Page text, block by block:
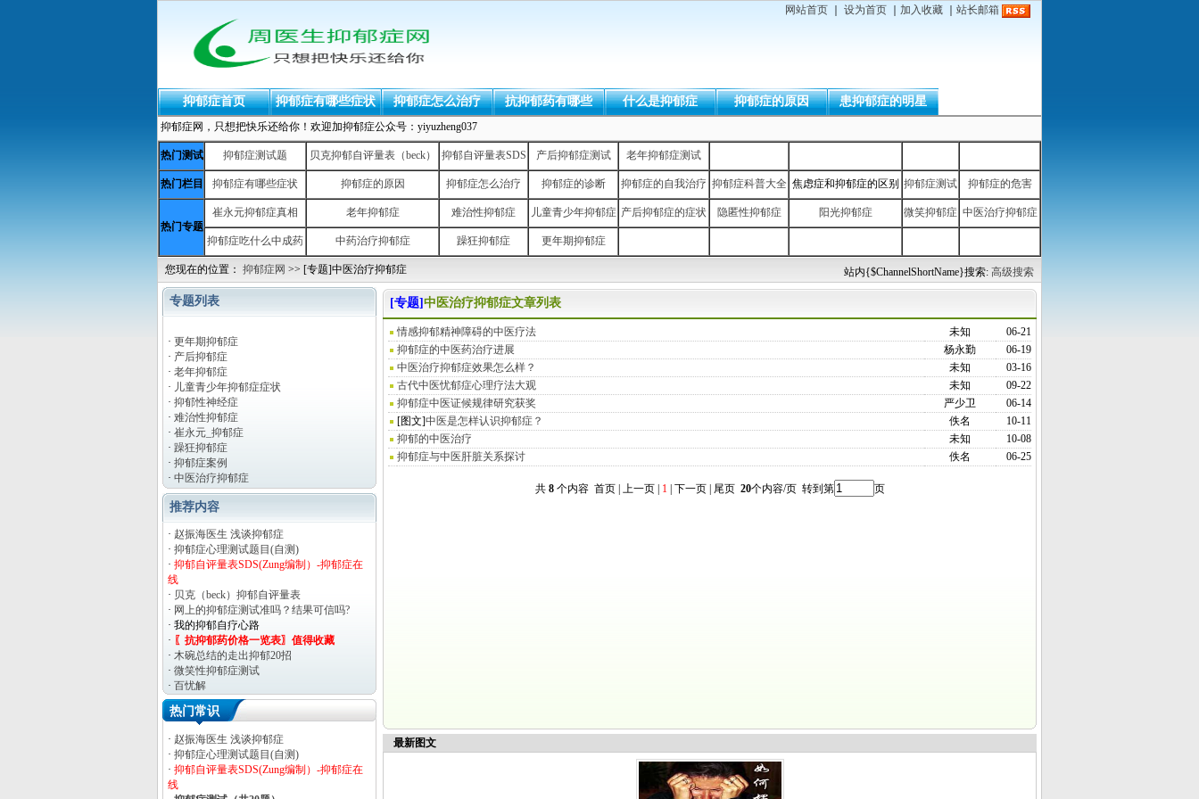
网站首页 设为首页 加入收藏 站长邮箱
抑郁症首页 抑郁症有哪些症状 抑郁症怎么治疗 抗抑郁药有哪些 什么是抑郁症 抑郁症的原因 患抑郁症的明星
抑郁症网，只想把快乐还给你！欢迎加抑郁症公众号：yiyuzheng037
热门测试 抑郁症测试题 贝克抑郁自评量表（beck） 抑郁自评量表SDS 产后抑郁症测试 老年抑郁症测试
热门栏目 抑郁症有哪些症状 抑郁症的原因 抑郁症怎么治疗 抑郁症的诊断 抑郁症的自我治疗 抑郁症科普大全 焦虑症和抑郁症的区别 抑郁症测试 抑郁症的危害
热门专题
崔永元抑郁症真相 老年抑郁症 难治性抑郁症 儿童青少年抑郁症 产后抑郁症的症状 隐匿性抑郁症 阳光抑郁症 微笑抑郁症 中医治疗抑郁症
抑郁症吃什么中成药 中药治疗抑郁症 躁狂抑郁症 更年期抑郁症
您现在的位置： 抑郁症网 >> [专题]中医治疗抑郁症 站内{$ChannelShortName}搜索: 高级搜索
专题列表
· 更年期抑郁症
· 产后抑郁症
· 老年抑郁症
· 儿童青少年抑郁症症状
· 抑郁性神经症
· 难治性抑郁症
· 崔永元_抑郁症
· 躁狂抑郁症
· 抑郁症案例
· 中医治疗抑郁症
推荐内容
· 赵振海医生 浅谈抑郁症
· 抑郁症心理测试题目(自测)
· 抑郁自评量表SDS(Zung编制）-抑郁症在
线
· 贝克（beck）抑郁自评量表
· 网上的抑郁症测试准吗？结果可信吗?
· 我的抑郁自疗心路
· 〖抗抑郁药价格一览表〗值得收藏
· 木碗总结的走出抑郁20招
· 微笑性抑郁症测试
· 百忧解
·2015年治好抑郁症要花多少钱？
·黛力新（黛安神）使用说明要点
热门常识
· 赵振海医生 浅谈抑郁症
· 抑郁症心理测试题目(自测)
· 抑郁自评量表SDS(Zung编制）-抑郁症在
线
[专题] 中医治疗抑郁症文章列表
情感抑郁精神障碍的中医疗法 未知
06-21
抑郁症的中医药治疗进展
杨永勤
06-19
中医治疗抑郁症效果怎么样？
未知
03-16
古代中医忧郁症心理疗法大观
未知
09-22
抑郁症中医证候规律研究获奖
严少卫
06-14
[图文]中医是怎样认识抑郁症？ 佚名
10-11
抑郁的中医治疗
未知
10-08
抑郁症与中医肝脏关系探讨
佚名 06-25
共 8个内容 首页 | 上一页 | 1| 下一页 | 尾页 20个内容/页 转到第 页
最新图文